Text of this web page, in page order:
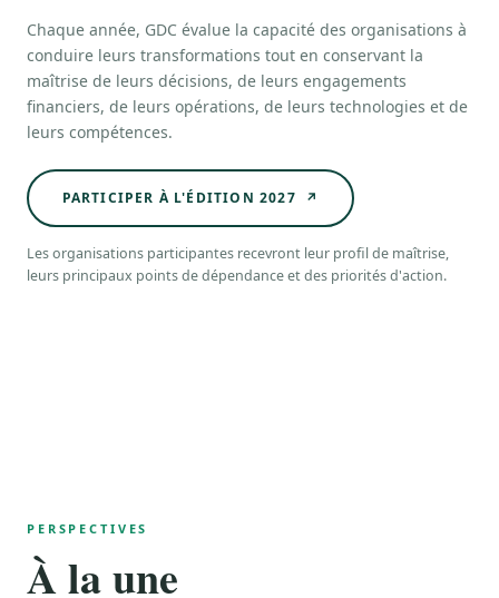
Chaque année, GDC évalue la capacité des organisations à
conduire leurs transformations tout en conservant la
maîtrise de leurs décisions, de leurs engagements
financiers, de leurs opérations, de leurs technologies et de
leurs compétences.
PARTICIPER À L'ÉDITION 2027 ↗
Les organisations participantes recevront leur profil de maîtrise,
leurs principaux points de dépendance et des priorités d'action.
PERSPECTIVES
À la une